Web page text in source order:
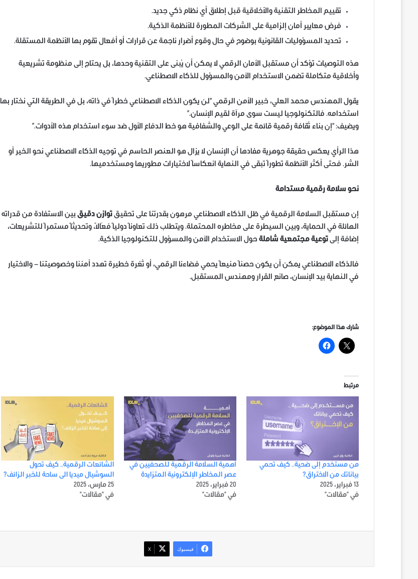
تقييم المخاطر التقنية والأخلاقية قبل إطلاق أي نظام ذكي جديد.
فرض معايير أمان إلزامية على الشركات المطورة للأنظمة الذكية.
تحديد المسؤوليات القانونية بوضوح في حال وقوع أضرار ناجمة عن قرارات أو أفعال تقوم بها الأنظمة المستقلة.
هذه التوصيات تؤكد أن مستقبل الأمان الرقمي لا يمكن أن يُبنى على التقنية وحدها، بل يحتاج إلى منظومة تشريعية
وأخلاقية متكاملة تضمن الاستخدام الآمن والمسؤول للذكاء الاصطناعي.
يقول المهندس محمد العلي، خبير الأمن الرقمي “لن يكون الذكاء الاصطناعي خطراً في ذاته، بل في الطريقة التي نختار بها
استخدامه. فالتكنولوجيا ليست سوى مرآة لقيم الإنسان.”
ويضيف: “إن بناء ثقافة رقمية قائمة على الوعي والشفافية هو خط الدفاع الأول ضد سوء استخدام هذه الأدوات.”
هذا الرأي يعكس حقيقة جوهرية مفادها أن الإنسان لا يزال هو العنصر الحاسم في توجيه الذكاء الاصطناعي نحو الخير أو
الشر. فحتى أكثر الأنظمة تطوراً تبقى في النهاية انعكاساً لاختيارات مطوريها ومستخدميها.
نحو سلامة رقمية مستدامة
إن مستقبل السلامة الرقمية في ظل الذكاء الاصطناعي مرهون بقدرتنا على تحقيق توازن دقيقبين الاستفادة من قدراته
الهائلة في الحماية، وبين السيطرة على مخاطره المحتملة. ويتطلب ذلك تعاوناً دولياً فعّالاً، وتحديثاً مستمراً للتشريعات،
إضافة إلى توعية مجتمعية شاملةحول الاستخدام الآمن والمسؤول للتكنولوجيا الذكية.
فالذكاء الاصطناعي يمكن أن يكون حصناً منيعاً يحمي فضاءنا الرقمي، أو ثغرة خطيرة تهدد أمننا وخصوصيتنا — والاختيار
في النهاية بيد الإنسان، صانع القرار ومهندس المستقبل.
شارك هذا الموضوع:
مرتبط
من مستخدم إلى ضحية.. كيف تحمي
بياناتك من الاختراق؟
13 فبراير، 2025
في "مقالات"
أهمية السلامة الرقمية للصحفيين في
عصر المخاطر الإلكترونية المتزايدة
20 فبراير، 2025
في "مقالات"
الشائعات الرقمية.. كيف تحول
السوشيال ميديا الى ساحة للخبر الزائف؟
25 مارس، 2025
في "مقالات"
فيسبوك ‫X